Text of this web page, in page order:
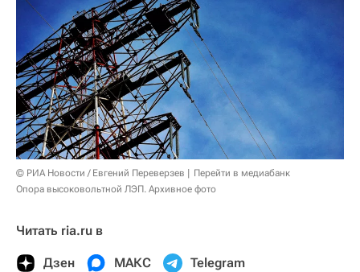
© РИА Новости / Евгений Переверзев
Перейти в медиабанк
Опора высоковольтной ЛЭП. Архивное фото
Читать ria.ru в
Дзен МАКС Telegram